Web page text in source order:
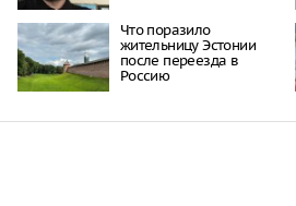
Что поразило
жительницу Эстонии
после переезда в
Россию